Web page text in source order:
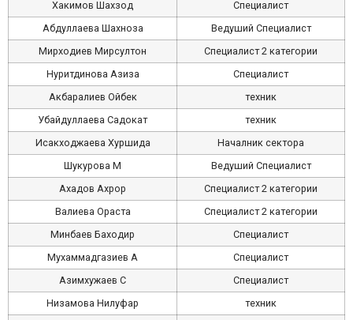
Хакимов Шахзод
Cпециалист
Абдуллаева Шахноза
Ведуший Cпециалист
Мирходиев Мирсултон
Специалист 2 категории
Нуритдинова Азиза
Cпециалист
Акбаралиев Ойбек
техник
Убайдуллаева Садокат
техник
Исакходжаева Хуршида
Началник сектора
Шукурова М
Ведуший Cпециалист
Ахадов Ахрор
Специалист 2 категории
Валиева Ораста
Специалист 2 категории
Минбаев Баходир
Специалист
Мухаммадгазиев A
Специалист
Азимхужаев С
Специалист
Низамова Нилуфар
техник